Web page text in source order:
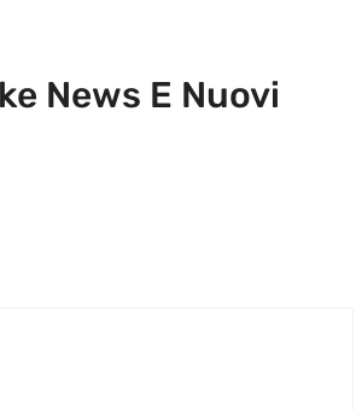
News E Nuovi